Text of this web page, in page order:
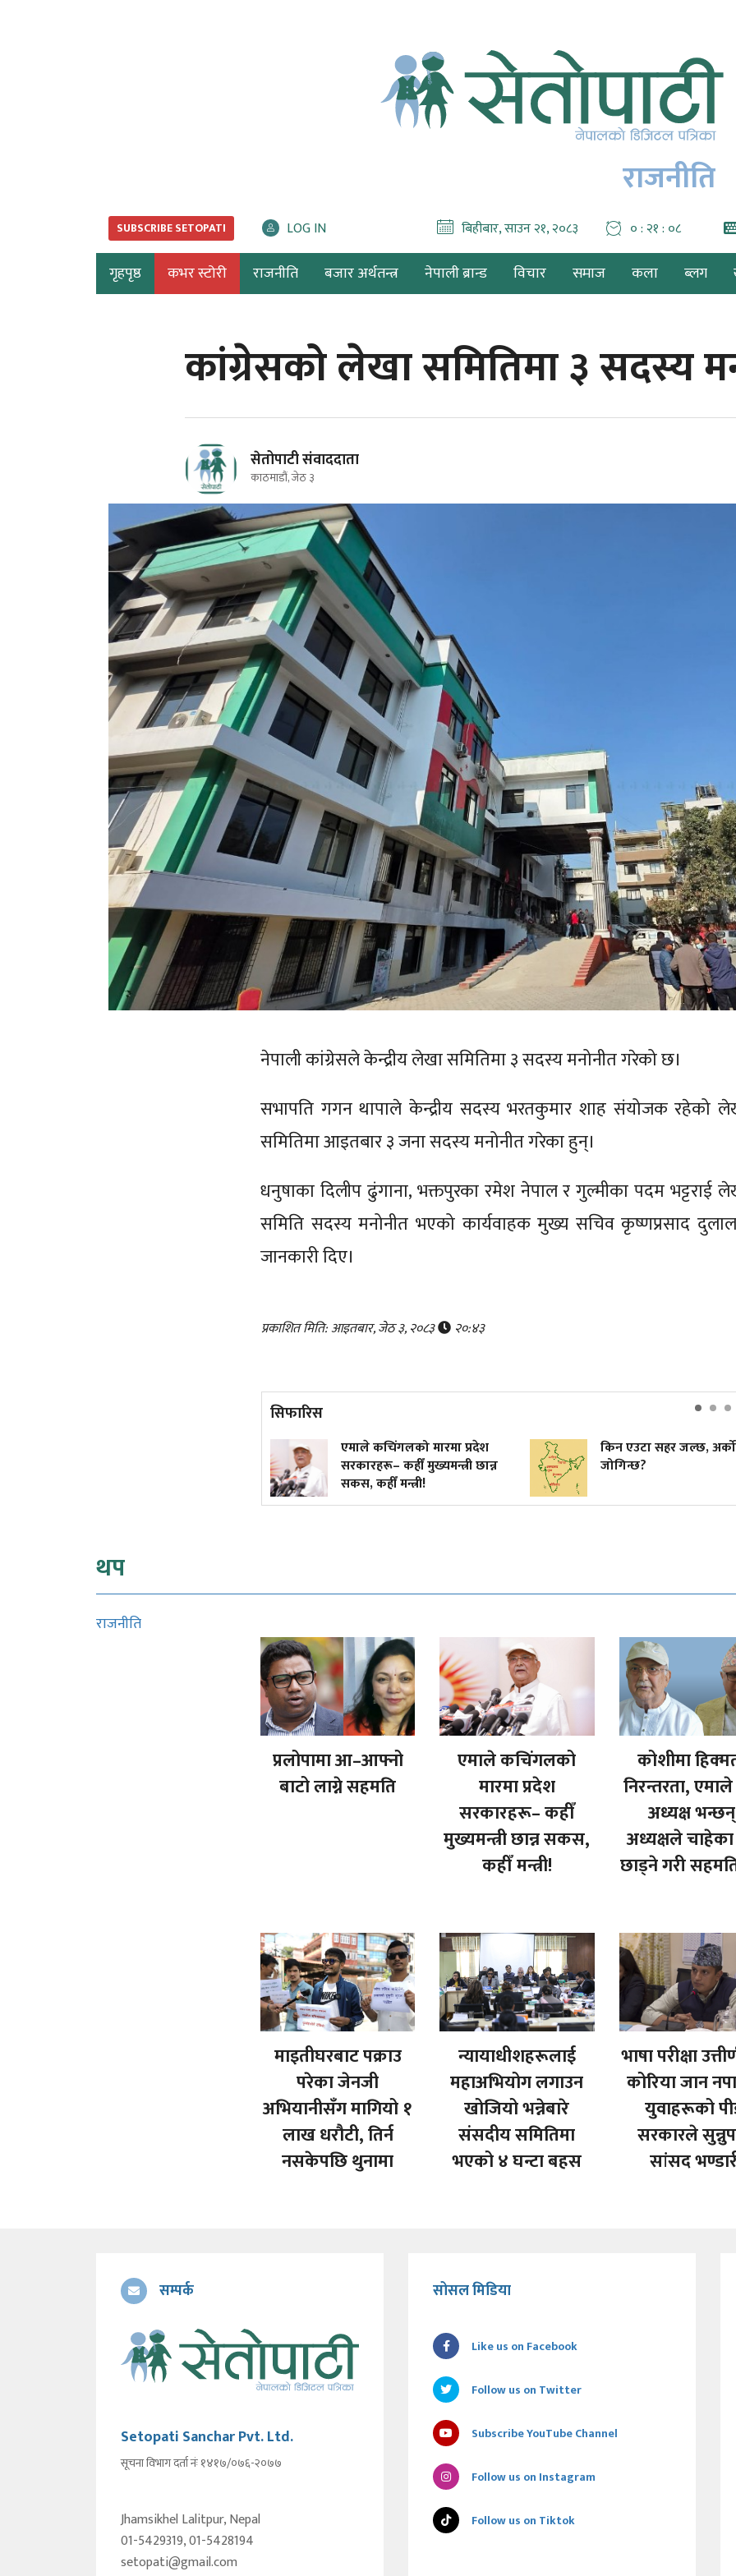
राजनीति
SUBSCRIBE SETOPATI LOG IN बिहीबार, साउन २१, २०८३ ० : २१ : १०
गृहपृष्ठ कभर स्टोरी राजनीति बजार अर्थतन्त्र नेपाली ब्रान्ड विचार समाज कला ब्लग
कांग्रेसको लेखा समितिमा ३ सदस्य
सेतोपाटी संवाददाता
काठमाडौं, जेठ ३
नेपाली कांग्रेसले केन्द्रीय लेखा समितिमा ३ सदस्य मनोनीत गरेको छ।
सभापति गगन थापाले केन्द्रीय सदस्य भरतकुमार शाह संयोजक रहेको
समितिमा आइतबार ३ जना सदस्य मनोनीत गरेका हुन्।
धनुषाका दिलीप ढुंगाना, भक्तपुरका रमेश नेपाल र गुल्मीका पदम भट्टराई
समिति सदस्य मनोनीत भएको कार्यवाहक मुख्य सचिव कृष्णप्रसाद
जानकारी दिए।
प्रकाशित मिति: आइतबार, जेठ ३, २०८३ २०:४३
सिफारिस
एमाले कचिंगलको मारमा प्रदेश
सरकारहरू– कहीँ मुख्यमन्त्री छान्न
सकस, कहीँ मन्त्री!
किन एउटा सहर जल्छ, अर्को
जोगिन्छ?
थप
राजनीति
प्रलोपामा आ–आफ्नो
बाटो लाग्ने सहमति
एमाले कचिंगलको
मारमा प्रदेश
सरकारहरू– कहीँ
मुख्यमन्त्री छान्न सकस,
कहीँ मन्त्री!
कोशीमा
निरन्तरता,
अध्यक्ष
अध्यक्षले
छाड्ने गरी
माइतीघरबाट पक्राउ
परेका जेनजी
अभियानीसँग मागियो १
लाख धरौटी, तिर्न
नसकेपछि थुनामा
न्यायाधीशहरूलाई
महाअभियोग लगाउन
खोजियो भन्नेबारे
संसदीय समितिमा
भएको ४ घन्टा बहस
भाषा परीक्षा
कोरिया जान
युवाहरूको
सरकारले
सांसद
सम्पर्क
Setopati Sanchar Pvt. Ltd.
सूचना विभाग दर्ता नंः १४१७/०७६-२०७७
Jhamsikhel Lalitpur, Nepal
01-5429319, 01-5428194
setopati@gmail.com
सोसल मिडिया
Like us on Facebook
Follow us on Twitter
Subscribe YouTube Channel
Follow us on Instagram
Follow us on Tiktok